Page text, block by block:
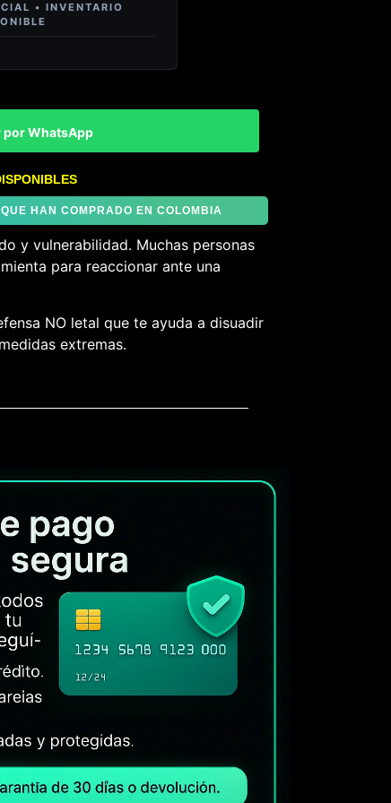
por WhatsApp
HAN COMPRADO EN COLOMBIA
y vulnerabilidad. Muchas personas
para reaccionar ante una
NO letal que te ayuda a disuadir
extremas.